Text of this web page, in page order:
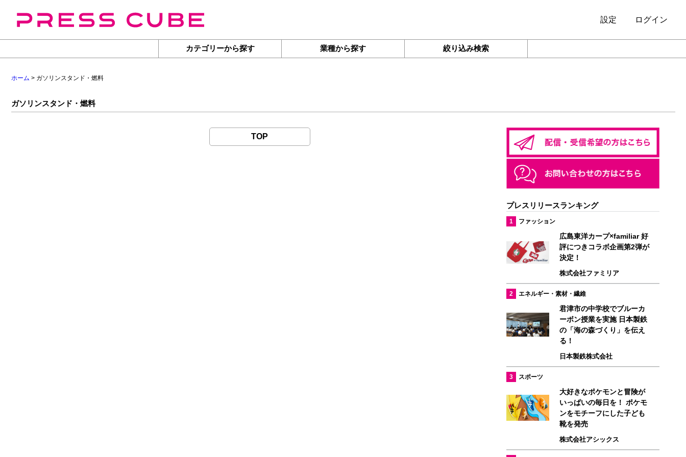
設定 ログイン
カテゴリーから探す 業種から探す 絞り込み検索
ホーム > ガソリンスタンド・燃料
ガソリンスタンド・燃料
TOP
プレスリリースランキング
1 ファッション
広島東洋カープ×familiar 好
評につきコラボ企画第2弾が
決定！
株式会社ファミリア
2 エネルギー・素材・繊維
君津市の中学校でブルーカ
ーボン授業を実施 日本製鉄
の「海の森づくり」を伝え
る！
日本製鉄株式会社
3 スポーツ
大好きなポケモンと冒険が
いっぱいの毎日を！ ポケモ
ンをモチーフにした子ども
靴を発売
株式会社アシックス